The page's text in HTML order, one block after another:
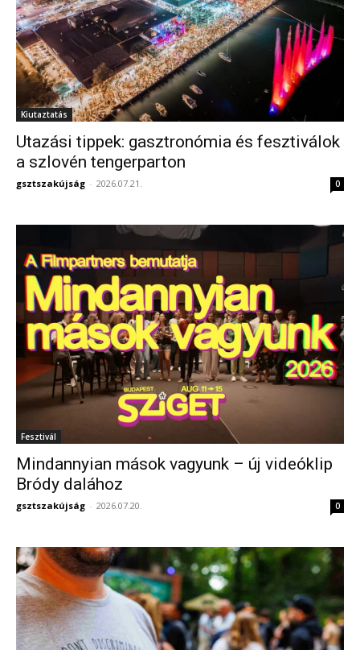
Kiutaztatás
Utazási tippek: gasztronómia és fesztiválok
a szlovén tengerparton
gsztszakújság - 2026.07.21. 0
Fesztivál
Mindannyian mások vagyunk – új videóklip
Bródy dalához
gsztszakújság - 2026.07.20. 0